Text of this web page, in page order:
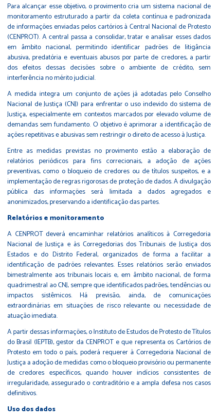
Para alcançar esse objetivo, o provimento cria um sistema nacional de
monitoramento estruturado a partir da coleta contínua e padronizada
de informações enviadas pelos cartórios à Central Nacional de Protesto
(CENPROT). A central passa a consolidar, tratar e analisar esses dados
em âmbito nacional, permitindo identificar padrões de litigância
abusiva, predatória e eventuais abusos por parte de credores, a partir
dos efeitos dessas decisões sobre o ambiente de crédito, sem
interferência no mérito judicial.
A medida integra um conjunto de ações já adotadas pelo Conselho
Nacional de Justiça (CNJ) para enfrentar o uso indevido do sistema de
Justiça, especialmente em contextos marcados por elevado volume de
demandas sem fundamento. O objetivo é aprimorar a identificação de
ações repetitivas e abusivas sem restringir o direito de acesso à Justiça.
Entre as medidas previstas no provimento estão a elaboração de
relatórios periódicos para fins correcionais, a adoção de ações
preventivas, como o bloqueio de credores ou de títulos suspeitos, e a
implementação de regras rigorosas de proteção de dados. A divulgação
pública das informações será limitada a dados agregados e
anonimizados, preservando a identificação das partes.
Relatórios e monitoramento
A CENPROT deverá encaminhar relatórios analíticos à Corregedoria
Nacional de Justiça e às Corregedorias dos Tribunais de Justiça dos
Estados e do Distrito Federal, organizados de forma a facilitar a
identificação de padrões relevantes. Esses relatórios serão enviados
bimestralmente aos tribunais locais e, em âmbito nacional, de forma
quadrimestral ao CNJ, sempre que identificados padrões, tendências ou
impactos sistêmicos. Há previsão, ainda, de comunicações
extraordinárias em situações de risco relevante ou necessidade de
atuação imediata.
A partir dessas informações, o Instituto de Estudos de Protesto de Títulos
do Brasil (IEPTB), gestor da CENPROT e que representa os Cartórios de
Protesto em todo o país, poderá requerer à Corregedoria Nacional de
Justiça a adoção de medidas como o bloqueio provisório ou permanente
de credores específicos, quando houver indícios consistentes de
irregularidade, assegurado o contraditório e a ampla defesa nos casos
definitivos.
Uso dos dados